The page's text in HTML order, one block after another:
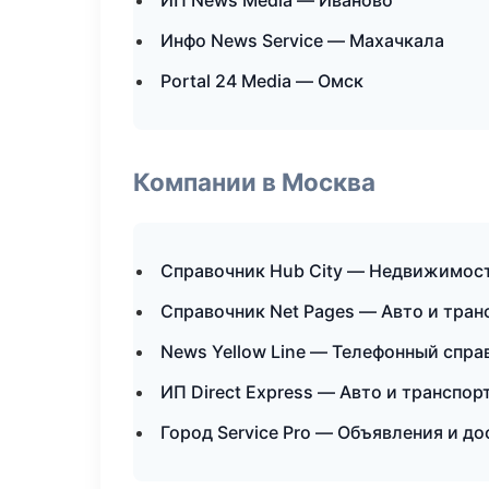
Инфо News Service — Махачкала
Portal 24 Media — Омск
Компании в Москва
Справочник Hub City —
Справочник Net Pages — Авто и
News Yellow Line — Телефонный
ИП Direct Express — Авто и
Город Service Pro — Объявления и